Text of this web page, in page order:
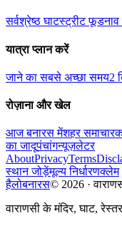
सर्वश्रेष्ठ घाटस्ट्रीट फूडनाव
यात्रा प्लान करें
जाने का सबसे अच्छा समय2
रोज़ाना और खेल
आज बनारस मेंशहर समाचार
का जादूपंचांगन्यूज़लेटर
AboutPrivacyTerms
स्थान जोड़ेंमूल्य निर्धारणक्लेम
हैलोबनारस© 2026 ·
वाराणसी के मंदिर, घाट,